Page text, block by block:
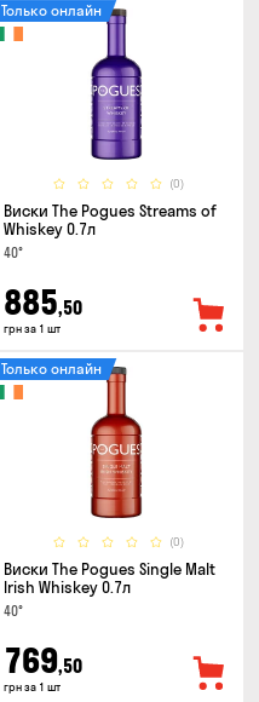
(0)
Только онлайн
Виски The Pogues Streams of
Whiskey 0.7л
40°
885,50
грн за 1 шт
(0)
Только онлайн
Виски The Pogues Single Malt
Irish Whiskey 0.7л
40°
769,50
грн за 1 шт